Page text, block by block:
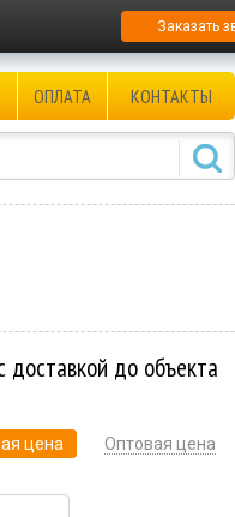
Заказать
ОПЛАТА КОНТАКТЫ
доставкой до объекта
цена Оптовая цена